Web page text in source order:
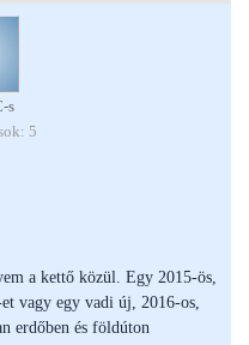
s
5
a kettő közül. Egy 2015-ös,
vagy egy vadi új, 2016-os,
erdőben és földúton